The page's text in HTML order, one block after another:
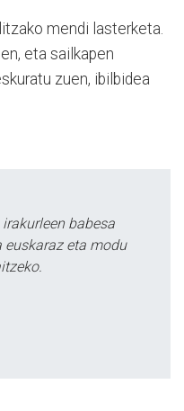
mendi lasterketa.
eta sailkapen
zuen, ibilbidea
babesa
eta modu